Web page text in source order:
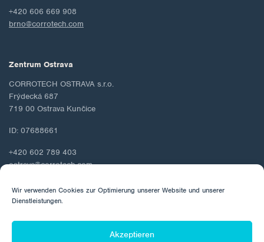
Wir verwenden Cookies zur Optimierung unserer Website und unserer
Dienstleistungen.
Akzeptieren
+420 606 669 908
brno@corrotech.com
Zentrum Ostrava
CORROTECH OSTRAVA s.r.o.
Frýdecká 687
719 00 Ostrava Kunčice
ID: 07688661
+420 602 789 403
ostrava@corrotech.com
© 2026 Corrotech